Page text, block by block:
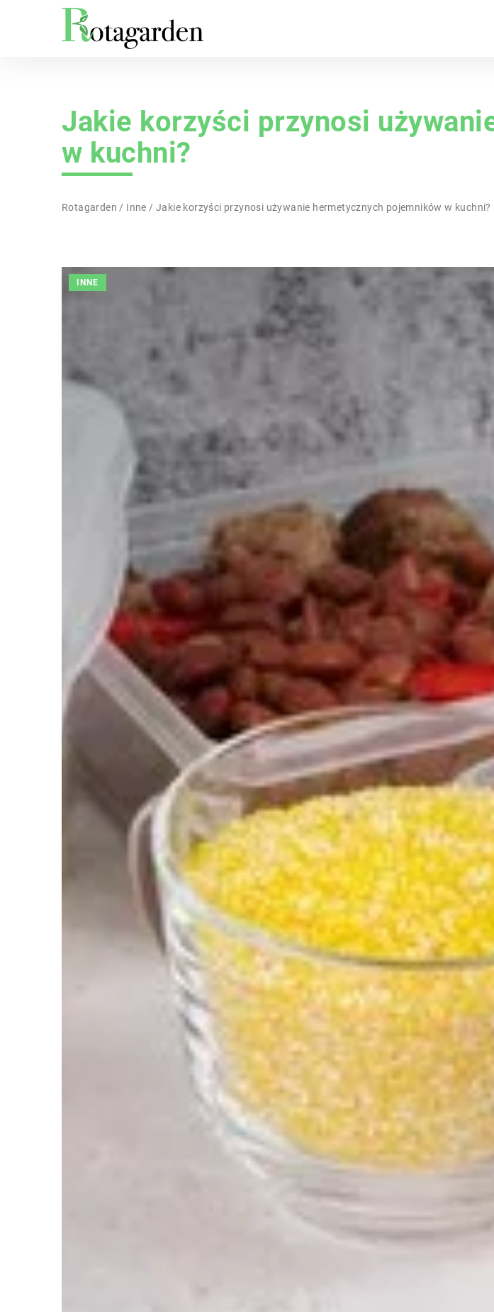
Jakie korzyści przynosi
w kuchni?
Rotagarden / Inne /Jakie korzyści przynosi używanie hermetycznych pojemników w kuchni?
INNE
MEBLE
Redaktor Blue Whale Press
11 listopada 2025
Jak wybrać idealne meble ogrodowe, które
przetrwają każdą pogodę?
Odkryj, jak dobrać meble ogrodowe, które
wytrzymają zmienne warunki pogodowe.
Poznaj materiały i rozwiązania
zapewniające trwałość oraz komfort.
DODATKI
Jadwiga
Jak
na higienę i
Dowiedz
tapicerki
Twojego
znaczenie